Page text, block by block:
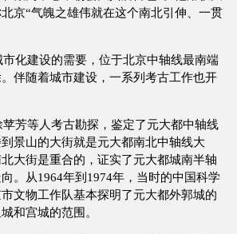
京“气魄之雄伟就在这个南北引伸、一贯
化建设的需要，位于北京中轴线最南端
伴随着城市建设，一系列考古工作也开
芳等人考古勘探，鉴定了元大都中轴线
景山的大街就是元大都南北中轴线大
大街是重合的，证实了元大都城南半轴
。从1964年到1974年，当时的中国科学
文物工作队基本探明了元大都外郭城的
和宫城的范围。